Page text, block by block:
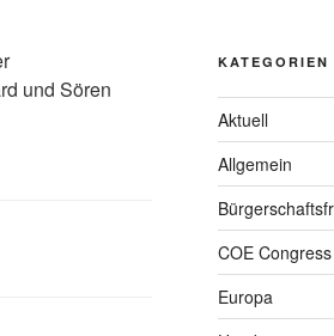
und Sören
KATEGORIEN
Aktuell
Allgemein
COE Congress
Europa